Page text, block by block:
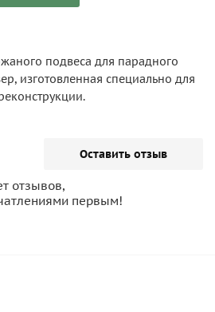
подвеса для парадного
изготовленная специально для
Оставить отзыв
отзывов,
первым!